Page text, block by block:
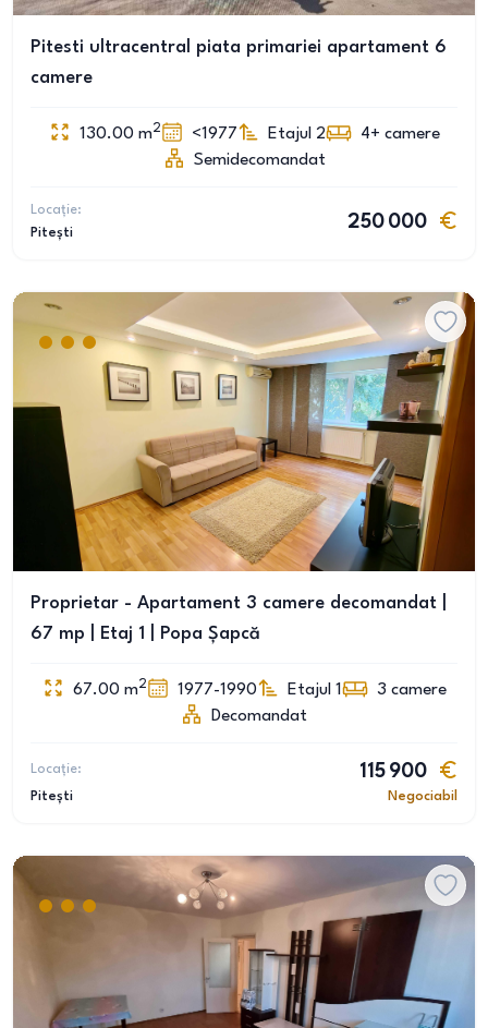
Pitesti ultracentral piata primariei apartament 6
camere
130.00 m2 <1977 Etajul 2 4+ camere
Semidecomandat
Locație:
Pitești
250 000
Proprietar - Apartament 3 camere decomandat |
67 mp | Etaj 1 | Popa Șapcă
67.00 m2 1977-1990 Etajul 1 3 camere
Decomandat
Locație:
Pitești
115 900
Negociabil